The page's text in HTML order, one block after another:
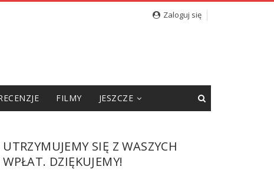
Zaloguj się
FILMY JESZCZE
UTRZYMUJEMY SIĘ Z WASZYCH
WPŁAT. DZIĘKUJEMY!